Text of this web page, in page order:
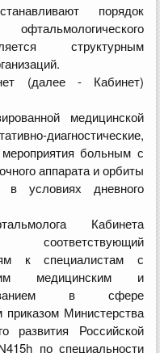
порядок
структурным
(далее - Кабинет)
медицинской
диагностические,
больным с
аппарата и орбиты
условиях дневного
Кабинета
соответствующий
к специалистам с
медицинским и
в сфере
Министерства
развития Российской
по специальности